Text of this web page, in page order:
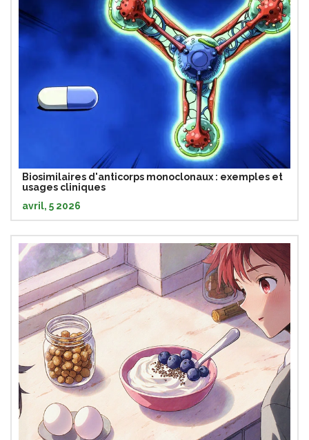
Biosimilaires d'anticorps monoclonaux : exemples et
usages cliniques
avril, 5 2026